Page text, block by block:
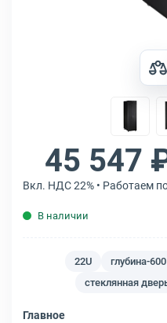
45 547
Вкл. НДС 22% • Работаем
В наличии
22U глубина-
стеклянная
Главное